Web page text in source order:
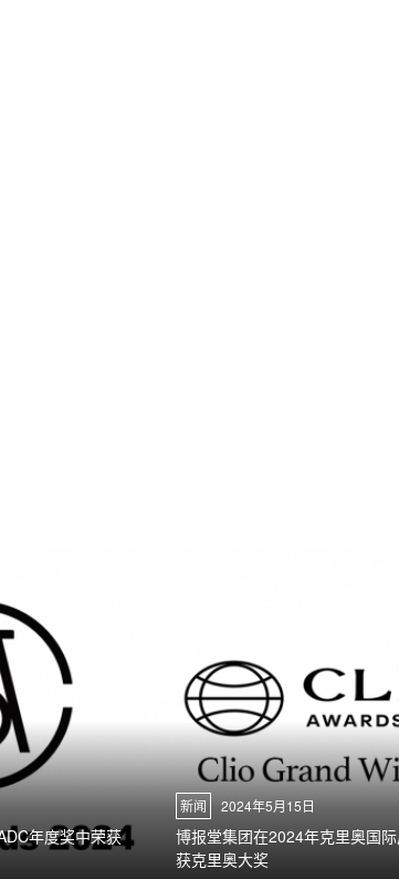
年度奖中荣获
新闻 2024年5月15日
博报堂集团在2024年克里奥国
获克里奥大奖